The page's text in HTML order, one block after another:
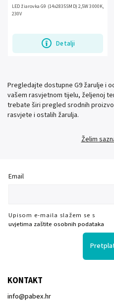
Detalji
LED žiarovka G9 (14x2835SMD) 2,5W 3000K,
230V
Pregledajte dostupne G9 žarulje i
vašem rasvjetnom tijelu, željenoj
trebate širi pregled srodnih
rasvjete i ostalih žarulja.
Želim
Email
Upisom e-maila slažem se s
uvjetima zaštite osobnih podataka
KONTAKT
info@pabex.hr